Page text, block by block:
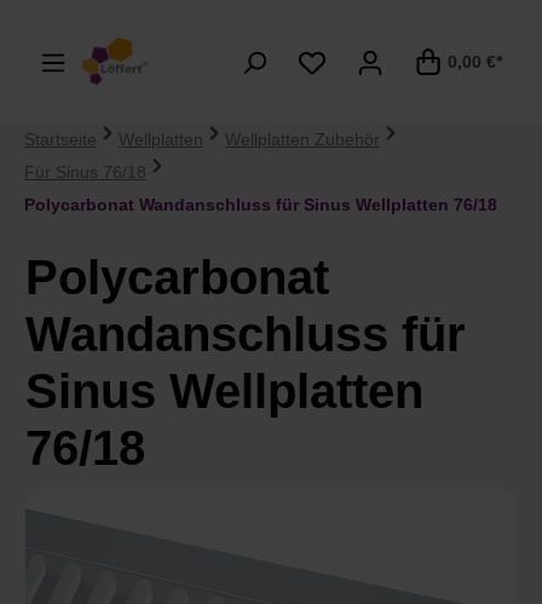
0,00 €*
Startseite Wellplatten
Wellplatten Zubehör
Für Sinus 76/18
Polycarbonat Wandanschluss für Sinus Wellplatten 76/18
Polycarbonat
Wandanschluss für
Sinus Wellplatten
76/18